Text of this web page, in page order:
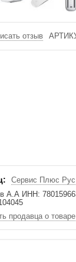
отзыв
Сервис Плюс Рус
А.А ИНН:
продавца о товаре